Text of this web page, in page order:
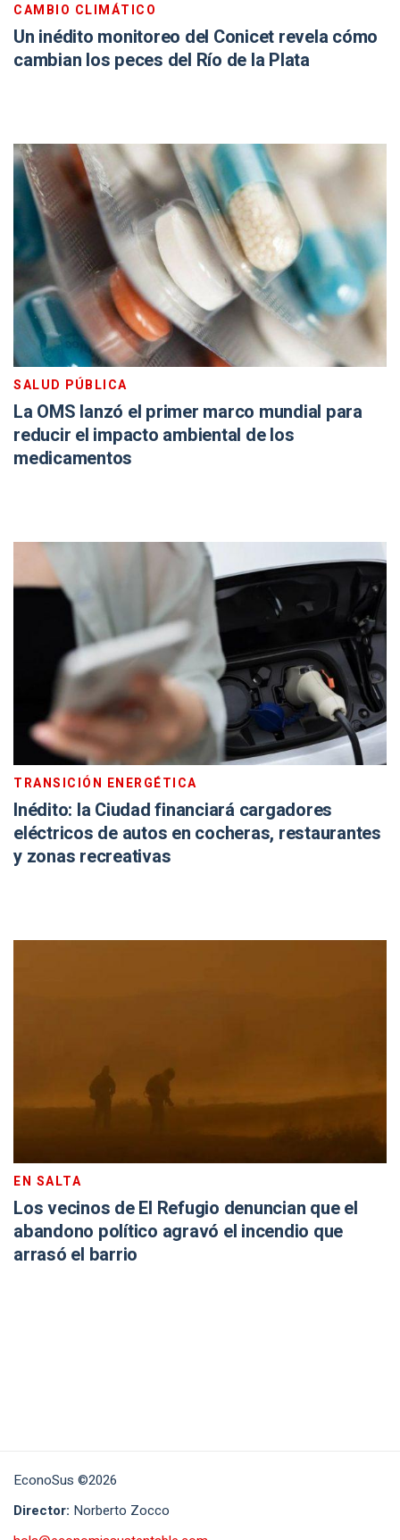
CAMBIO CLIMÁTICO
Un inédito monitoreo del Conicet revela cómo
cambian los peces del Río de la Plata
SALUD PÚBLICA
La OMS lanzó el primer marco mundial para
reducir el impacto ambiental de los
medicamentos
TRANSICIÓN ENERGÉTICA
Inédito: la Ciudad financiará cargadores
eléctricos de autos en cocheras, restaurantes
y zonas recreativas
EN SALTA
Los vecinos de El Refugio denuncian que el
abandono político agravó el incendio que
arrasó el barrio
EconoSus ©2026
Director: Norberto Zocco